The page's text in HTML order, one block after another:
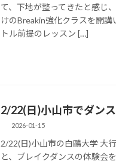
て、下地が整ってきたと感じ
けのBreakin強化クラスを開
トル前提のレッスン […]
2/22(日)小山市でダン
2026-01-15
2/22(日)小山市の白鷗大学 大
と、ブレイクダンスの体験会